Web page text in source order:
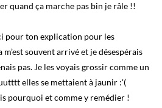
quand ça marche pas bin je râle !!
pour ton explication pour les
souvent arrivé et je désespérais
pas. Je les voyais grossir comme un
elles se mettaient à jaunir :'(
pourquoi et comme y remédier !